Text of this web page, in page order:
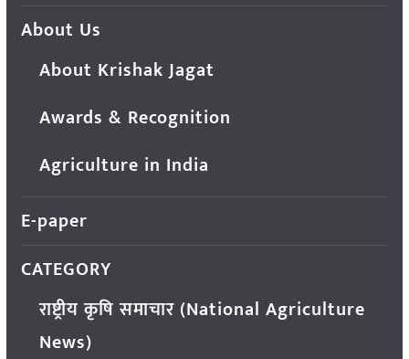
About Us
About Krishak Jagat
Awards & Recognition
Agriculture in India
E-paper
CATEGORY
राष्ट्रीय कृषि समाचार (National Agriculture
News)